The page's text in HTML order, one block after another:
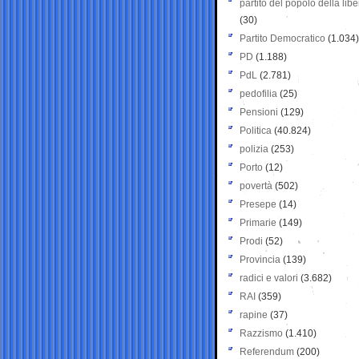
partito del popolo della
(30)
Partito Democratico (1.034)
PD (1.188)
PdL (2.781)
pedofilia (25)
Pensioni (129)
Politica (40.824)
polizia (253)
Porto (12)
povertà (502)
Presepe (14)
Primarie (149)
Prodi (52)
Provincia (139)
radici e valori (3.682)
RAI (359)
rapine (37)
Razzismo (1.410)
Referendum (200)